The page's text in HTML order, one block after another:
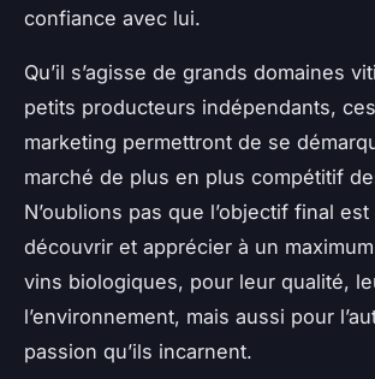
confiance avec lui.
Qu’il s’agisse de grands domaines
petits producteurs indépendants,
marketing permettront de se
marché de plus en plus compétitif
N’oublions pas que l’objectif final
découvrir et apprécier à un
vins biologiques, pour leur qualité,
l’environnement, mais aussi pour
passion qu’ils incarnent.